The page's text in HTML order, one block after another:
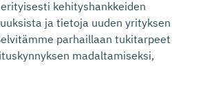
kehityshankkeiden
ja tietoja uuden yrityksen
parhaillaan tukitarpeet
madaltamiseksi,